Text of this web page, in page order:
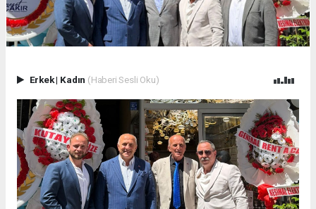
Erkek| Kadın (Haberi Sesli Oku)